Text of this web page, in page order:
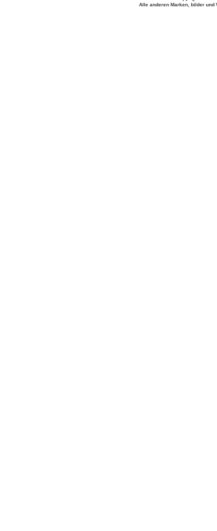
Alle anderen Marken, bilder und